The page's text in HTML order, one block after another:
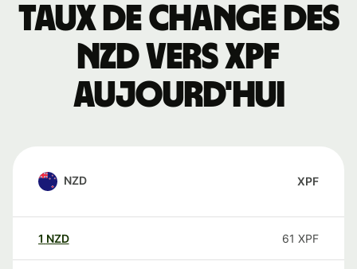
Taux de change des
NZD vers XPF
aujourd'hui
NZD XPF
1 NZD 61 XPF